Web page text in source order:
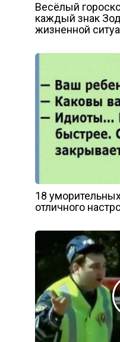
Весёлый
каждый знак
жизненной
18
отличного